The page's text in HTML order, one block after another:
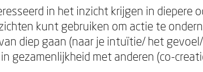
in het inzicht krijgen in diepere
kunt gebruiken om actie te
diep gaan (naar je intuïtie/ het
gezamenlijkheid met anderen (co-